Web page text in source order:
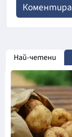
Най-четени